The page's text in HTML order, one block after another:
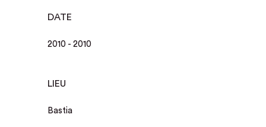
DATE
2010 - 2010
LIEU
Bastia